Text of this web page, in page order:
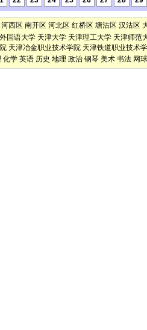
河西区 南开区 河北区 红桥区 塘沽区 汉沽区
国语大学 天津大学 天津理工大学 天津师范
天津冶金职业技术学院 天津铁道职业技术
化学 英语 历史 地理 政治 钢琴 美术 书法 网球